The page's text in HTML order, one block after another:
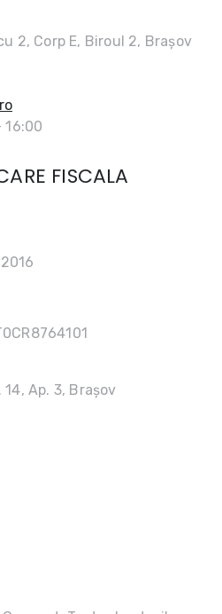
2, Corp E, Biroul 2, Brașov
16:00
FISCALA
Ap. 3, Brașov